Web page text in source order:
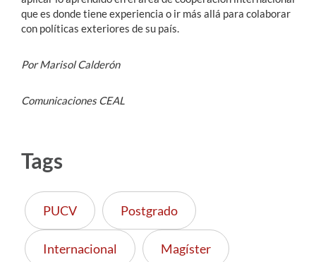
que es donde tiene experiencia o ir más allá para colaborar
con políticas exteriores de su país.
Por Marisol Calderón
Comunicaciones CEAL
Tags
PUCV Postgrado
Internacional Magíster